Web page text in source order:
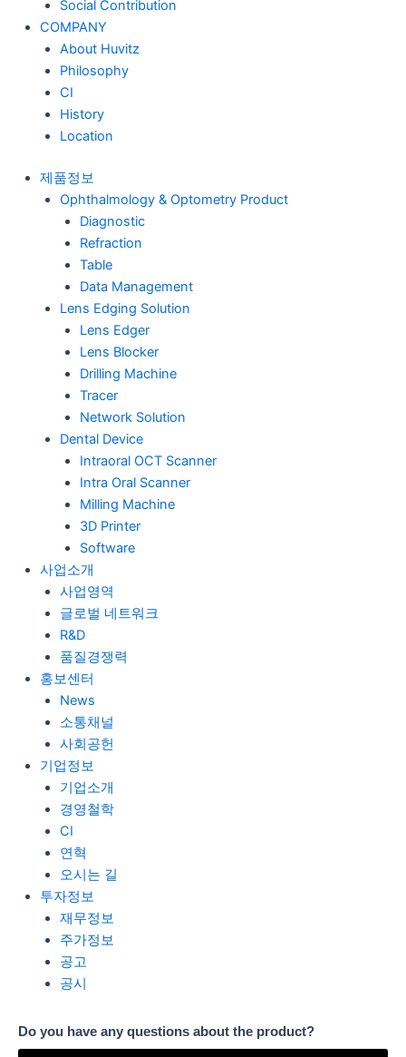
Social Contribution
COMPANY
About Huvitz
Philosophy
CI
History
Location
제품정보
Ophthalmology & Optometry Product
Diagnostic
Refraction
Table
Data Management
Lens Edging Solution
Lens Edger
Lens Blocker
Drilling Machine
Tracer
Network Solution
Dental Device
Intraoral OCT Scanner
Intra Oral Scanner
Milling Machine
3D Printer
Software
사업소개
사업영역
글로벌 네트워크
R&D
품질경쟁력
홍보센터
News
소통채널
사회공헌
기업정보
기업소개
경영철학
CI
연혁
오시는 길
투자정보
재무정보
주가정보
공고
공시
Do you have any questions about the product?